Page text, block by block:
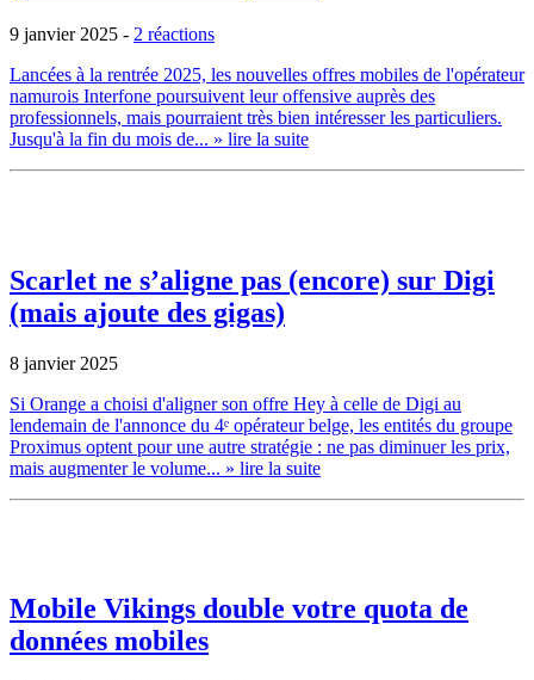
9 janvier 2025 - 2 réactions
Lancées à la rentrée 2025, les nouvelles offres mobiles de l'opérateur
namurois Interfone poursuivent leur offensive auprès des
professionnels, mais pourraient très bien intéresser les particuliers.
Jusqu'à la fin du mois de... » lire la suite
Scarlet ne s’aligne pas (encore) sur Digi
(mais ajoute des gigas)
8 janvier 2025
Si Orange a choisi d'aligner son offre Hey à celle de Digi au
lendemain de l'annonce du 4ᵉ opérateur belge, les entités du groupe
Proximus optent pour une autre stratégie : ne pas diminuer les prix,
mais augmenter le volume... » lire la suite
Mobile Vikings double votre quota de
données mobiles